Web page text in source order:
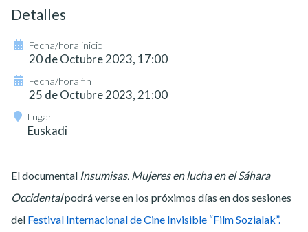
El documental Insumisas. Mujeres en lucha en el Sáhara
Occidentalpodrá verse en los próximos días en dos sesiones
del Festival Internacional de Cine Invisible “Film Sozialak”.
Detalles
Fecha/hora inicio
20 de Octubre 2023, 17:00
Fecha/hora fin
25 de Octubre 2023, 21:00
Lugar
Euskadi